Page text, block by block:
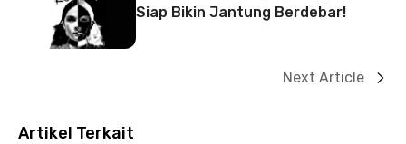
Siap Bikin Jantung Berdebar!
Next Article
Artikel Terkait